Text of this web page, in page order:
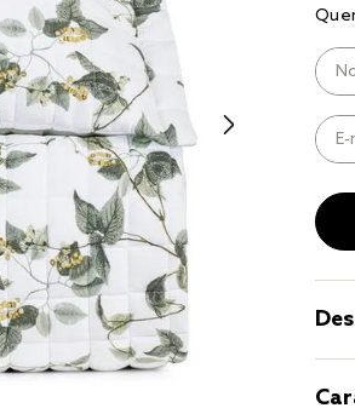
casal